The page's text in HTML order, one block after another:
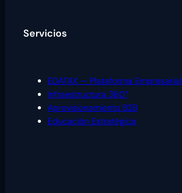
Servicios
EDATAX — Plataforma Empresarial
Infraestructura 360°
Aprovisionamiento B2B
Educación Estratégica